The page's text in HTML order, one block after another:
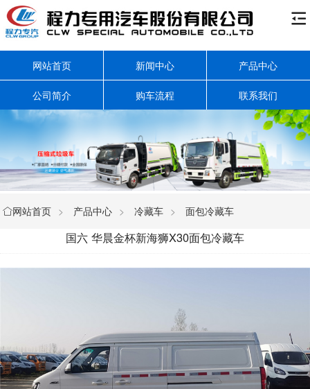

网站首页 新闻中心 产品中心
公司简介 购车流程 联系我们
网站首页 > 产品中心 > 冷藏车 > 面包冷藏车
国六 华晨金杯新海狮X30面包冷藏车